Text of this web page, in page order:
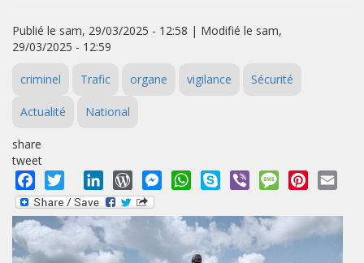
Publié le sam, 29/03/2025 - 12:58 | Modifié le sam,
29/03/2025 - 12:59
criminel Trafic organe vigilance Sécurité
Actualité National
share
tweet
Facebook
Twitter LinkedInWordPressMessengerWhatsApp
Skype Viber MessagePinterest